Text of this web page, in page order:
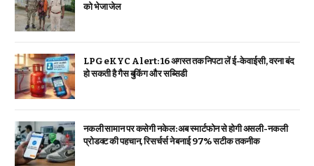
को भेजा जेल
LPG eKYC Alert: 16 अगस्त तक निपटा लें ई-केवाईसी, वरना बंद
हो सकती है गैस बुकिंग और सब्सिडी
नकली सामान पर कसेगी नकेल: अब स्मार्टफोन से होगी असली-नकली
प्रोडक्ट की पहचान, रिसर्चर्स ने बनाई 97% सटीक तकनीक